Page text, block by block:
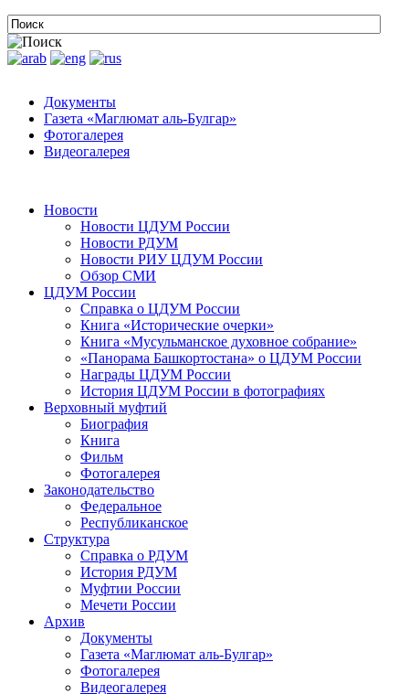
Документы
Газета «Маглюмат аль-Булгар»
Фотогалерея
Видеогалерея
Новости
Новости ЦДУМ России
Новости РДУМ
Новости РИУ ЦДУМ России
Обзор СМИ
ЦДУМ России
Справка о ЦДУМ России
Книга «Исторические очерки»
Книга «Мусульманское духовное собрание»
«Панорама Башкортостана» о ЦДУМ России
Награды ЦДУМ России
История ЦДУМ России в фотографиях
Верховный муфтий
Биография
Книга
Фильм
Фотогалерея
Законодательство
Федеральное
Республиканское
Структура
Справка о РДУМ
История РДУМ
Муфтии России
Мечети России
Архив
Документы
Газета «Маглюмат аль-Булгар»
Фотогалерея
Видеогалерея